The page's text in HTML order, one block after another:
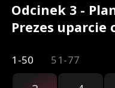
Odcinek 3 -
Prezes uparcie
1-50 51-77